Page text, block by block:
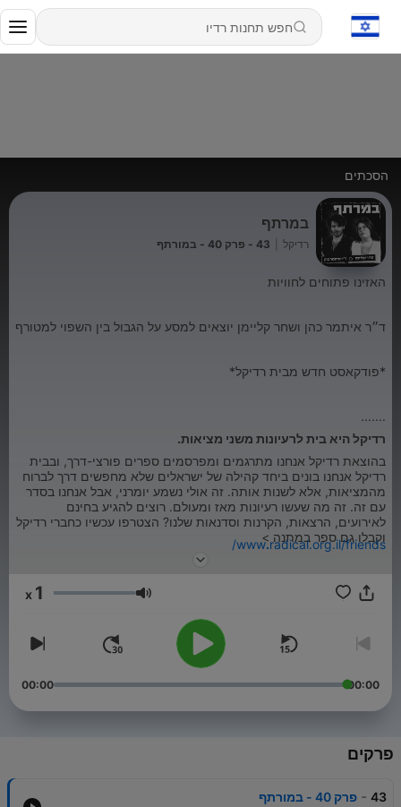
הסכתים
במרתף
רדיקל 43 - פרק 40 - במורתף
האזינו פתוחים לחוויות
ד״ר איתמר כהן ושחר קליימן יוצאים למסע על הגבול בין השפוי למטורף
*פודקאסט חדש מבית רדיקל*
.......
רדיקל היא בית לרעיונות משני מציאות.
בהוצאת רדיקל אנחנו מתרגמים ומפרסמים ספרים פורצי-דרך, ובבית
רדיקל אנחנו בונים ביחד קהילה של ישראלים שלא מחפשים דרך לברוח
מהמציאות, אלא לשנות אותה. זה אולי נשמע יומרני, אבל אנחנו בסדר
עם זה. זה מה שעשו רעיונות מאז ומעולם. רוצים להגיע בחינם
לאירועים, הרצאות, הקרנות וסדנאות שלנו? הצטרפו עכשיו כחברי רדיקל
וקבלו גם ספר במתנה >www.radical.org.il/friends/
עוצמת שמע 1
00:00
00:00
פרקים
43
- פרק 40 - במורתף